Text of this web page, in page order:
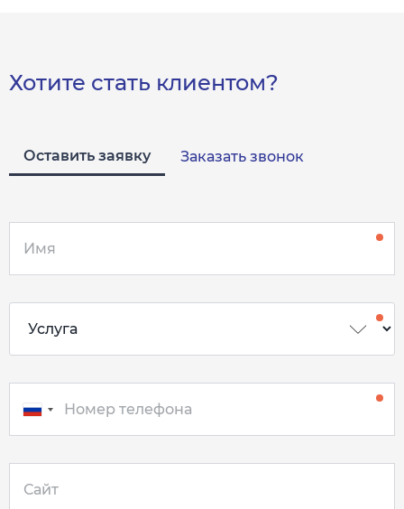
Хотите стать клиентом?
Оставить заявку Заказать звонок